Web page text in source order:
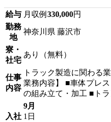
給与 月収例 330,000円
勤務
地
神奈川県 藤沢市
寮・
社宅
あり（無料）
仕事
内容
トラック製造に関わ
業務内容】 ■車体プレ
の組み立て・加工 ■ト
入社
9月
1日